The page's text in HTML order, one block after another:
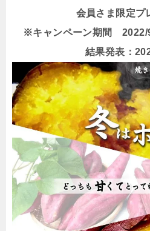
会員さま限定プ
※キャンペーン期間 2022/
結果発表：